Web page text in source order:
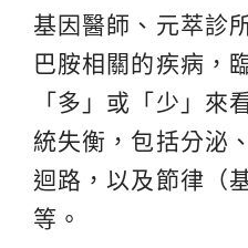
基因醫師、元萃診
巴胺相關的疾病，
「多」或「少」來
統失衡，包括分泌
迴路，以及節律（
等。